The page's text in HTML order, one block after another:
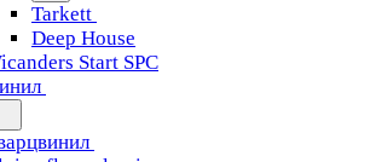
Tarkett
Deep House
Start SPC